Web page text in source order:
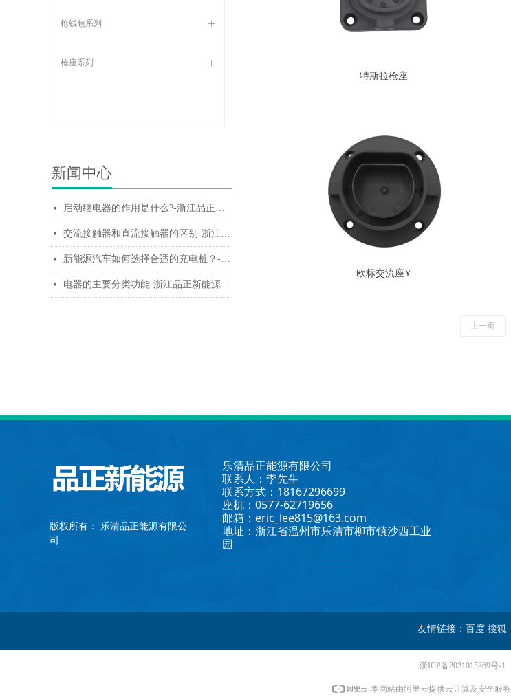
新闻中心
넷 启动继电器的作用是什么?-浙江品正新能源有限公司
넷 交流接触器和直流接触器的区别-浙江品正新能源有限公司
넷 新能源汽车如何选择合适的充电桩？-浙江品正新能源有限公司
넷 电器的主要分类功能-浙江品正新能源有限公司
特斯拉枪座
欧标交流座Y
上一页
ꄶ
枪钱包系列
ꄶ
枪座系列
版权所有：
乐清品正能源有限公
司
乐清品正能源有限公司
联系人：李先生
联系方式：18167296699
座机：0577-62719656
邮箱：eric_lee815@163.com
地址：浙江省温州市乐清市柳市镇沙西工业
园
友情链接：百度 搜狐
浙ICP备2021015369号-1
本网站由阿里云提供云计算及安全服务